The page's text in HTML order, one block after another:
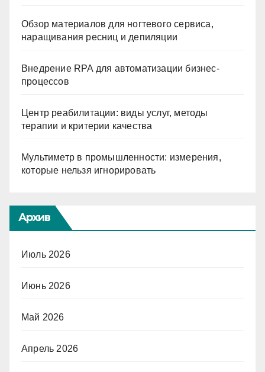
Обзор материалов для ногтевого сервиса,
наращивания ресниц и депиляции
Внедрение RPA для автоматизации бизнес-
процессов
Центр реабилитации: виды услуг, методы
терапии и критерии качества
Мультиметр в промышленности: измерения,
которые нельзя игнорировать
Архив
Июль 2026
Июнь 2026
Май 2026
Апрель 2026